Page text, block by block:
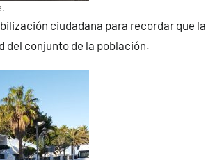
ciudadana para recordar que la
del conjunto de la población.